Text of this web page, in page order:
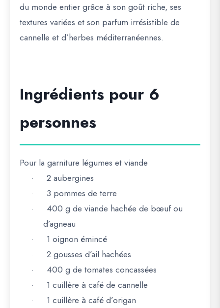
du monde entier grâce à son goût riche, ses
textures variées et son parfum irrésistible de
cannelle et d’herbes méditerranéennes.
Ingrédients pour 6
personnes
Pour la garniture légumes et viande
· 2 aubergines
· 3 pommes de terre
·
400 g de viande hachée de bœuf ou
d’agneau
· 1 oignon émincé
· 2 gousses d’ail hachées
· 400 g de tomates concassées
· 1 cuillère à café de cannelle
· 1 cuillère à café d’origan